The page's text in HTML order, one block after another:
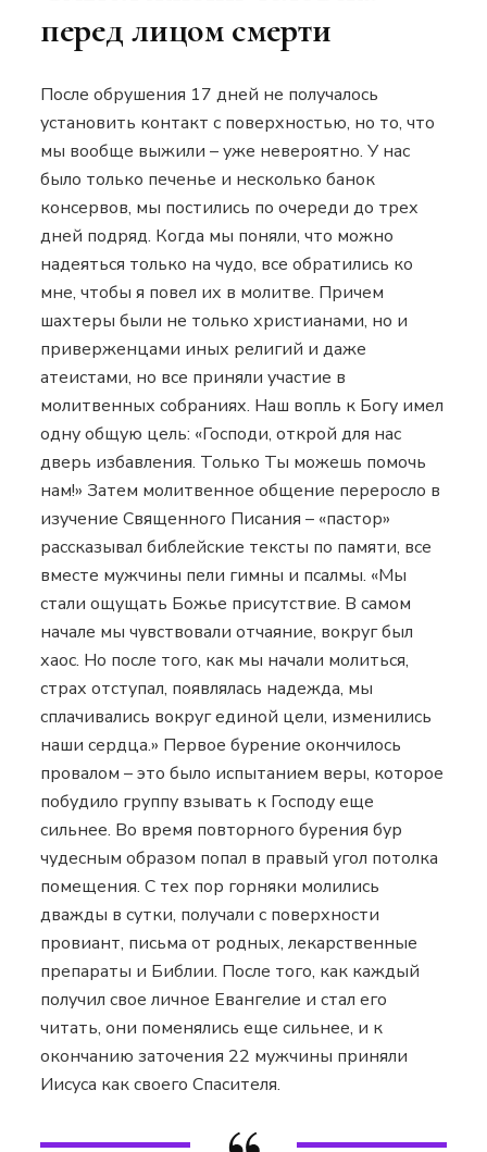
перед лицом смерти
После обрушения 17 дней не получалось
установить контакт с поверхностью, но то, что
мы вообще выжили – уже невероятно. У нас
было только печенье и несколько банок
консервов, мы постились по очереди до трех
дней подряд. Когда мы поняли, что можно
надеяться только на чудо, все обратились ко
мне, чтобы я повел их в молитве. Причем
шахтеры были не только христианами, но и
приверженцами иных религий и даже
атеистами, но все приняли участие в
молитвенных собраниях. Наш вопль к Богу имел
одну общую цель: «Господи, открой для нас
дверь избавления. Только Ты можешь помочь
нам!» Затем молитвенное общение переросло в
изучение Священного Писания – «пастор»
рассказывал библейские тексты по памяти, все
вместе мужчины пели гимны и псалмы. «Мы
стали ощущать Божье присутствие. В самом
начале мы чувствовали отчаяние, вокруг был
хаос. Но после того, как мы начали молиться,
страх отступал, появлялась надежда, мы
сплачивались вокруг единой цели, изменились
наши сердца.» Первое бурение окончилось
провалом – это было испытанием веры, которое
побудило группу взывать к Господу еще
сильнее. Во время повторного бурения бур
чудесным образом попал в правый угол потолка
помещения. С тех пор горняки молились
дважды в сутки, получали с поверхности
провиант, письма от родных, лекарственные
препараты и Библии. После того, как каждый
получил свое личное Евангелие и стал его
читать, они поменялись еще сильнее, и к
окончанию заточения 22 мужчины приняли
Иисуса как своего Спасителя.